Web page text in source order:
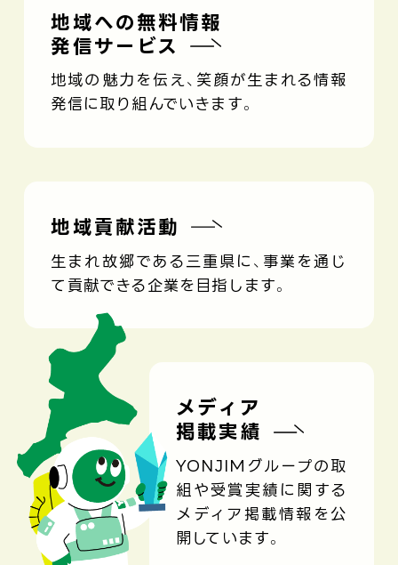
地域への無料情報
発信サービス
地域の魅力を伝え、笑顔が生まれる情報
発信に取り組んでいきます。
地域貢献活動
生まれ故郷である三重県に、事業を通じ
て貢献できる企業を目指します。
メディア
掲載実績
YONJIMグループの取
組や受賞実績に関する
メディア掲載情報を公
開しています。